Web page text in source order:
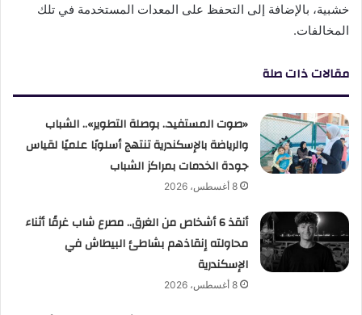
خشبية، بالإضافة إلى التحفظ على المعدات المستخدمة في تلك
المخالفات.
مقالات ذات صلة
«صوت المستفيد.. بوصلة التطوير».. الشباب
والرياضة بالإسكندرية تنتهج أسلوبًا علميًا لقياس
جودة الخدمات بمراكز الشباب
8 أغسطس، 2026
أنقذ 6 أشخاص من الغرق.. مصرع شاب غرقًا أثناء
محاولته إنقاذهم بشاطئ البيطاش في
الإسكندرية
8 أغسطس، 2026